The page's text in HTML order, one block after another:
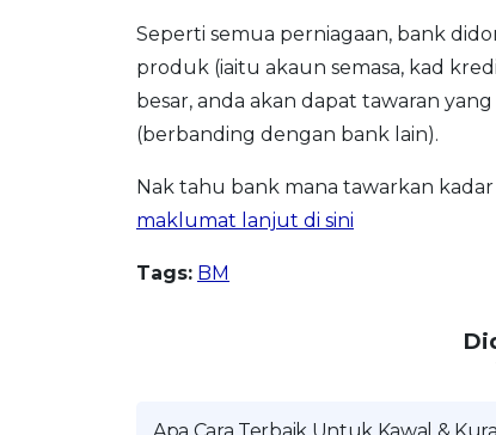
Seperti semua perniagaan, bank
produk (iaitu akaun semasa, kad
besar, anda akan dapat tawaran
(berbanding dengan bank lain).
Nak tahu bank mana tawarkan
maklumat lanjut di sini
Tags: BM